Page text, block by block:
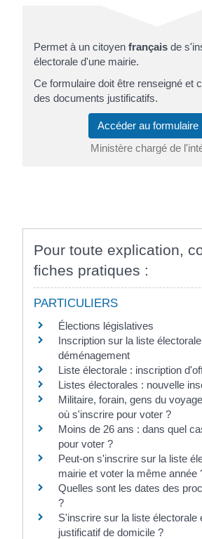
Permet à un citoyen français de
électorale d'une mairie.
Ce formulaire doit être renseigné et
des documents justificatifs.
Accéder au formulaire
Ministère chargé de
Pour toute explication,
fiches pratiques :
PARTICULIERS
Élections législatives
Inscription sur la liste
déménagement
Liste électorale : inscription
Listes électorales : nouvelle
Militaire, forain, gens du
où s'inscrire pour voter ?
Moins de 26 ans : dans quel
pour voter ?
Peut-on s'inscrire sur la liste
mairie et voter la même année
Quelles sont les dates des
?
S'inscrire sur la liste électorale
justificatif de domicile ?